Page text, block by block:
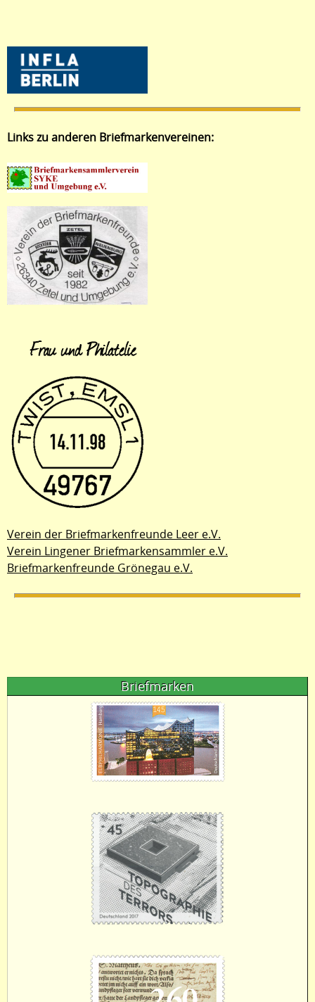
Links zu anderen Briefmarkenvereinen:
Verein der Briefmarkenfreunde Leer e.V.
Verein Lingener Briefmarkensammler e.V.
Briefmarkenfreunde Grönegau e.V.
Briefmarken